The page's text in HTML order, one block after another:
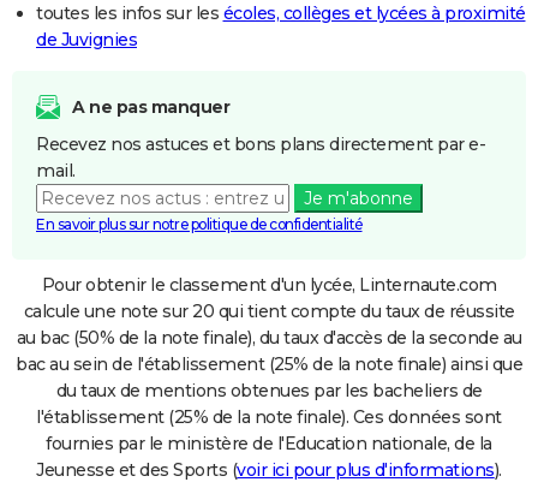
toutes les infos sur les écoles, collèges et lycées à proximité
de Juvignies
A ne pas manquer
Recevez nos astuces et bons plans directement par e-
mail.
Je m'abonne
En savoir plus sur notre politique de confidentialité
Pour obtenir le classement d'un lycée, Linternaute.com
calcule une note sur 20 qui tient compte du taux de réussite
au bac (50% de la note finale), du taux d'accès de la seconde au
bac au sein de l'établissement (25% de la note finale) ainsi que
du taux de mentions obtenues par les bacheliers de
l'établissement (25% de la note finale). Ces données sont
fournies par le ministère de l'Education nationale, de la
Jeunesse et des Sports (voir ici pour plus d'informations).